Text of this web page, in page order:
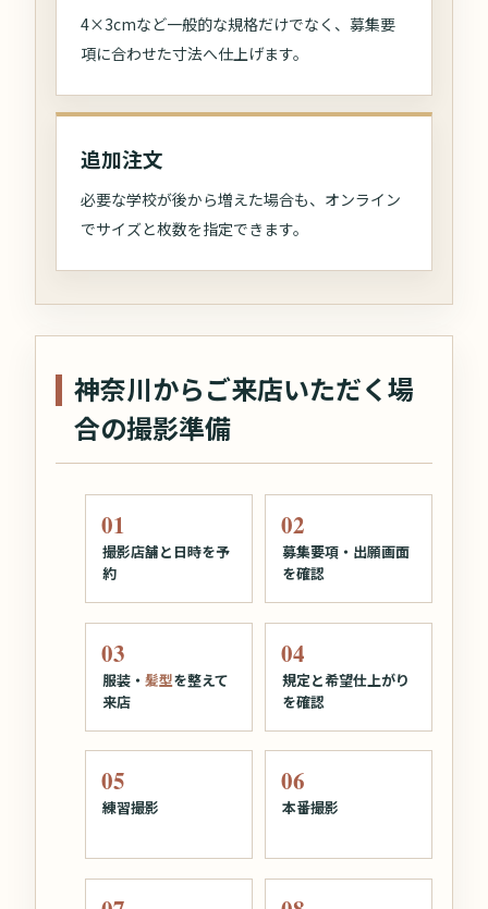
4×3cmなど一般的な規格だけでなく、募集要
項に合わせた寸法へ仕上げます。
追加注文
必要な学校が後から増えた場合も、オンライン
でサイズと枚数を指定できます。
神奈川からご来店いただく場
合の撮影準備
撮影店舗と日時を予
約
募集要項・出願画面
を確認
服装・ 髪型を整えて
来店
規定と希望仕上がり
を確認
練習撮影 本番撮影